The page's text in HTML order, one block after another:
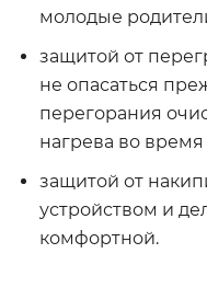
молодые
защитой от
не опасаться
перегорания
нагрева во
защитой от
устройством и
комфортной.